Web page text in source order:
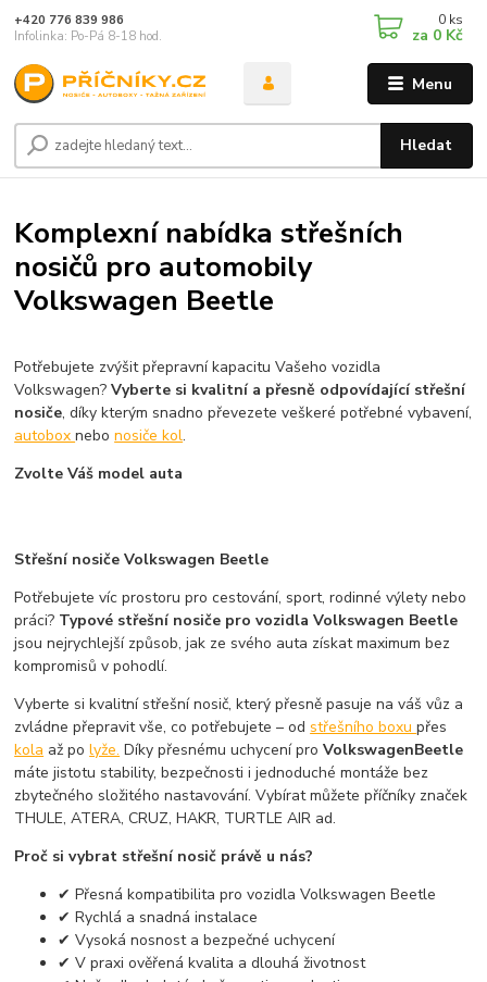
Menu
Hledat
+420 776 839 986
Infolinka: Po-Pá 8-18 hod.
0 ks
za 0 Kč
Komplexní nabídka střešních
nosičů pro automobily
Volkswagen Beetle
Potřebujete zvýšit přepravní kapacitu Vašeho vozidla
Volkswagen?Vyberte si kvalitní a přesně odpovídající střešní
nosiče, díky kterým snadno převezete veškeré potřebné vybavení,
autoboxnebonosiče kol.
Zvolte Váš model auta
Střešní nosiče Volkswagen Beetle
Potřebujete víc prostoru pro cestování, sport, rodinné výlety nebo
práci? Typové střešní nosiče pro vozidla Volkswagen Beetle
jsou nejrychlejší způsob, jak ze svého auta získat maximum bez
kompromisů v pohodlí.
Vyberte si kvalitní střešní nosič, který přesně pasuje na váš vůz a
zvládne přepravit vše, co potřebujete – odstřešního boxupřes
kola až polyže. Díky přesnému uchycení proVolkswagenBeetle
máte jistotu stability, bezpečnosti i jednoduché montáže bez
zbytečného složitého nastavování. Vybírat můžete příčníky značek
THULE, ATERA, CRUZ, HAKR, TURTLE AIR ad.
Proč si vybrat střešní nosič právě u nás?
✔ Přesná kompatibilita pro vozidla Volkswagen Beetle
✔ Rychlá a snadná instalace
✔ Vysoká nosnost a bezpečné uchycení
✔ V praxi ověřená kvalita a dlouhá životnost